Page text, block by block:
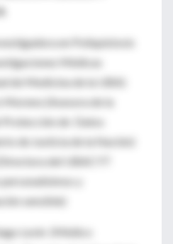
en Poliquistosis
Médicas
de Medicina de la UBA)
Moreno (Asesora de la
Protección de Datos
de Justicia de la Nación)
del UBACYT
y
sensible)
Levin (Médico